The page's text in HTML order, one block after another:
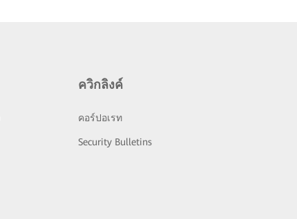
ควิกลิงค์
คอร์ปอเรท
Security Bulletins